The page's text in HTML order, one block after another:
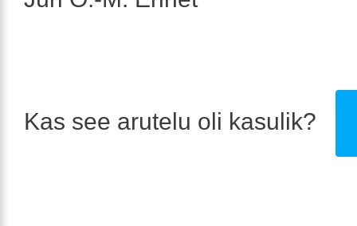
Kas see arutelu oli kasulik?